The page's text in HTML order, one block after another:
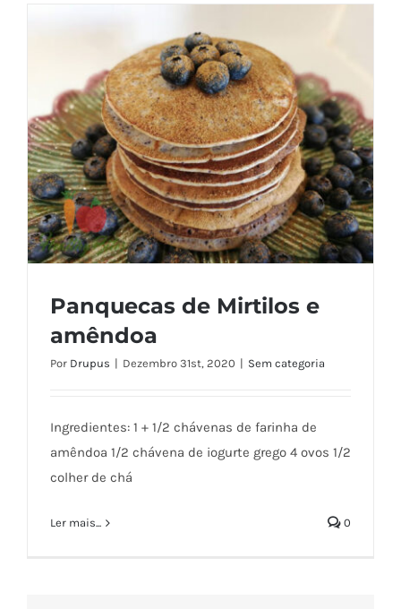
Panquecas de Mirtilos e amêndoa
Panquecas de Mirtilos e
amêndoa
Por Drupus | Dezembro 31st, 2020 | Sem categoria
Ingredientes: 1 + 1/2 chávenas de farinha de
amêndoa 1/2 chávena de iogurte grego 4 ovos 1/2
colher de chá
Ler mais... 0